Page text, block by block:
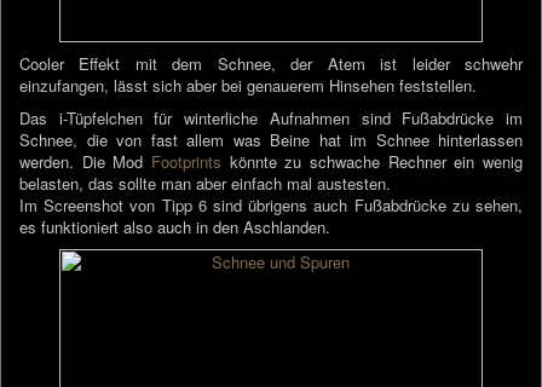
Cooler Effekt mit dem Schnee, der Atem ist leider schwehr
einzufangen, lässt sich aber bei genauerem Hinsehen feststellen.
Das i-Tüpfelchen für winterliche Aufnahmen sind Fußabdrücke im
Schnee, die von fast allem was Beine hat im Schnee hinterlassen
werden. Die Mod Footprints könnte zu schwache Rechner ein wenig
belasten, das sollte man aber einfach mal austesten.
Im Screenshot von Tipp 6 sind übrigens auch Fußabdrücke zu sehen,
es funktioniert also auch in den Aschlanden.